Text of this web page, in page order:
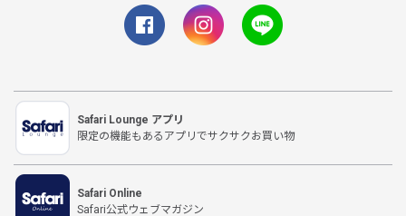
Safari Lounge アプリ
限定の機能もあるアプリでサクサクお買い物
Safari Online
Safari公式ウェブマガジン